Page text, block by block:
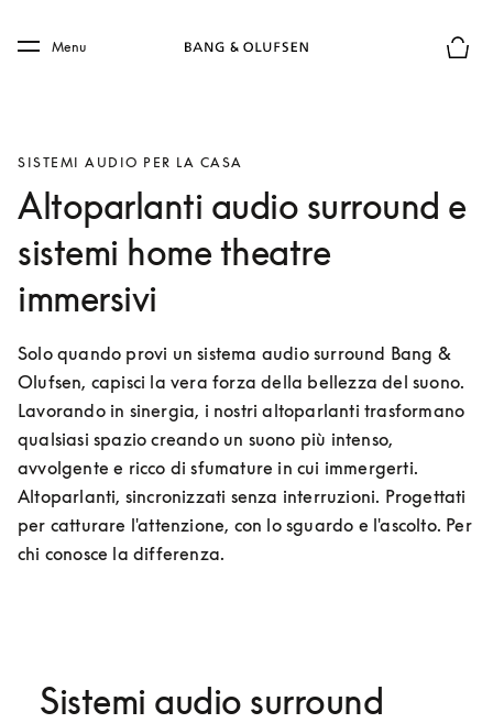
Skip to main footer
Menu
SISTEMI AUDIO PER LA CASA
Altoparlanti audio surround e
sistemi home theatre
immersivi
Solo quando provi un sistema audio surround Bang &
Olufsen, capisci la vera forza della bellezza del suono.
Lavorando in sinergia, i nostri altoparlanti trasformano
qualsiasi spazio creando un suono più intenso,
avvolgente e ricco di sfumature in cui immergerti.
Altoparlanti, sincronizzati senza interruzioni. Progettati
per catturare l'attenzione, con lo sguardo e l'ascolto. Per
chi conosce la differenza.
Sistemi audio surround